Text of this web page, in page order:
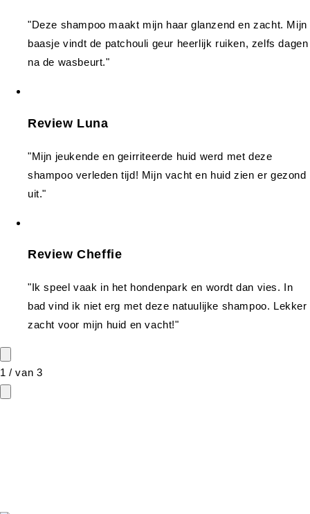
"Deze shampoo maakt mijn haar glanzend en zacht. Mijn
baasje vindt de patchouli geur heerlijk ruiken, zelfs dagen
na de wasbeurt."
Review Luna
"Mijn jeukende en geirriteerde huid werd met deze
shampoo verleden tijd! Mijn vacht en huid zien er gezond
uit."
Review Cheffie
"Ik speel vaak in het hondenpark en wordt dan vies. In
bad vind ik niet erg met deze natuulijke shampoo. Lekker
zacht voor mijn huid en vacht!"
1 /van 3